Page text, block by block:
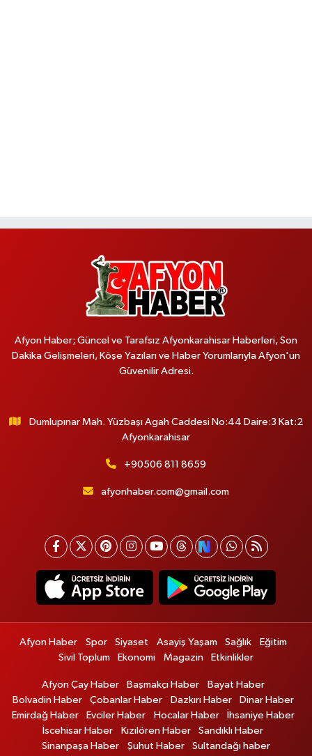
Afyon Haber; Güncel ve Tarafsız Afyonkarahisar Haberleri, Son
Dakika Gelişmeleri, Köşe Yazıları ve Haber Yorumlarıyla Afyon'un
Güvenilir Adresi.
Dumlupınar Mah. Yüzbaşı Agah Caddesi No:44 Daire:3 Kat:2
Afyonkarahisar
+90506 811 8659
afyonhaber.com@gmail.com
Afyon Haber Spor Siyaset Asayiş Yaşam Sağlık
Eğitim
Sivil Toplum
Ekonomi Magazin Etkinlikler
Afyon Çay Haber Başmakçı Haber
Bayat Haber
Bolvadin Haber
Çobanlar Haber Dazkırı Haber
Dinar Haber
Emirdağ Haber
Evciler Haber Hocalar Haber
İhsaniye Haber
İscehisar Haber
Kızılören Haber
Sandıklı Haber
Sinanpaşa Haber
Şuhut Haber Sultandağı haber